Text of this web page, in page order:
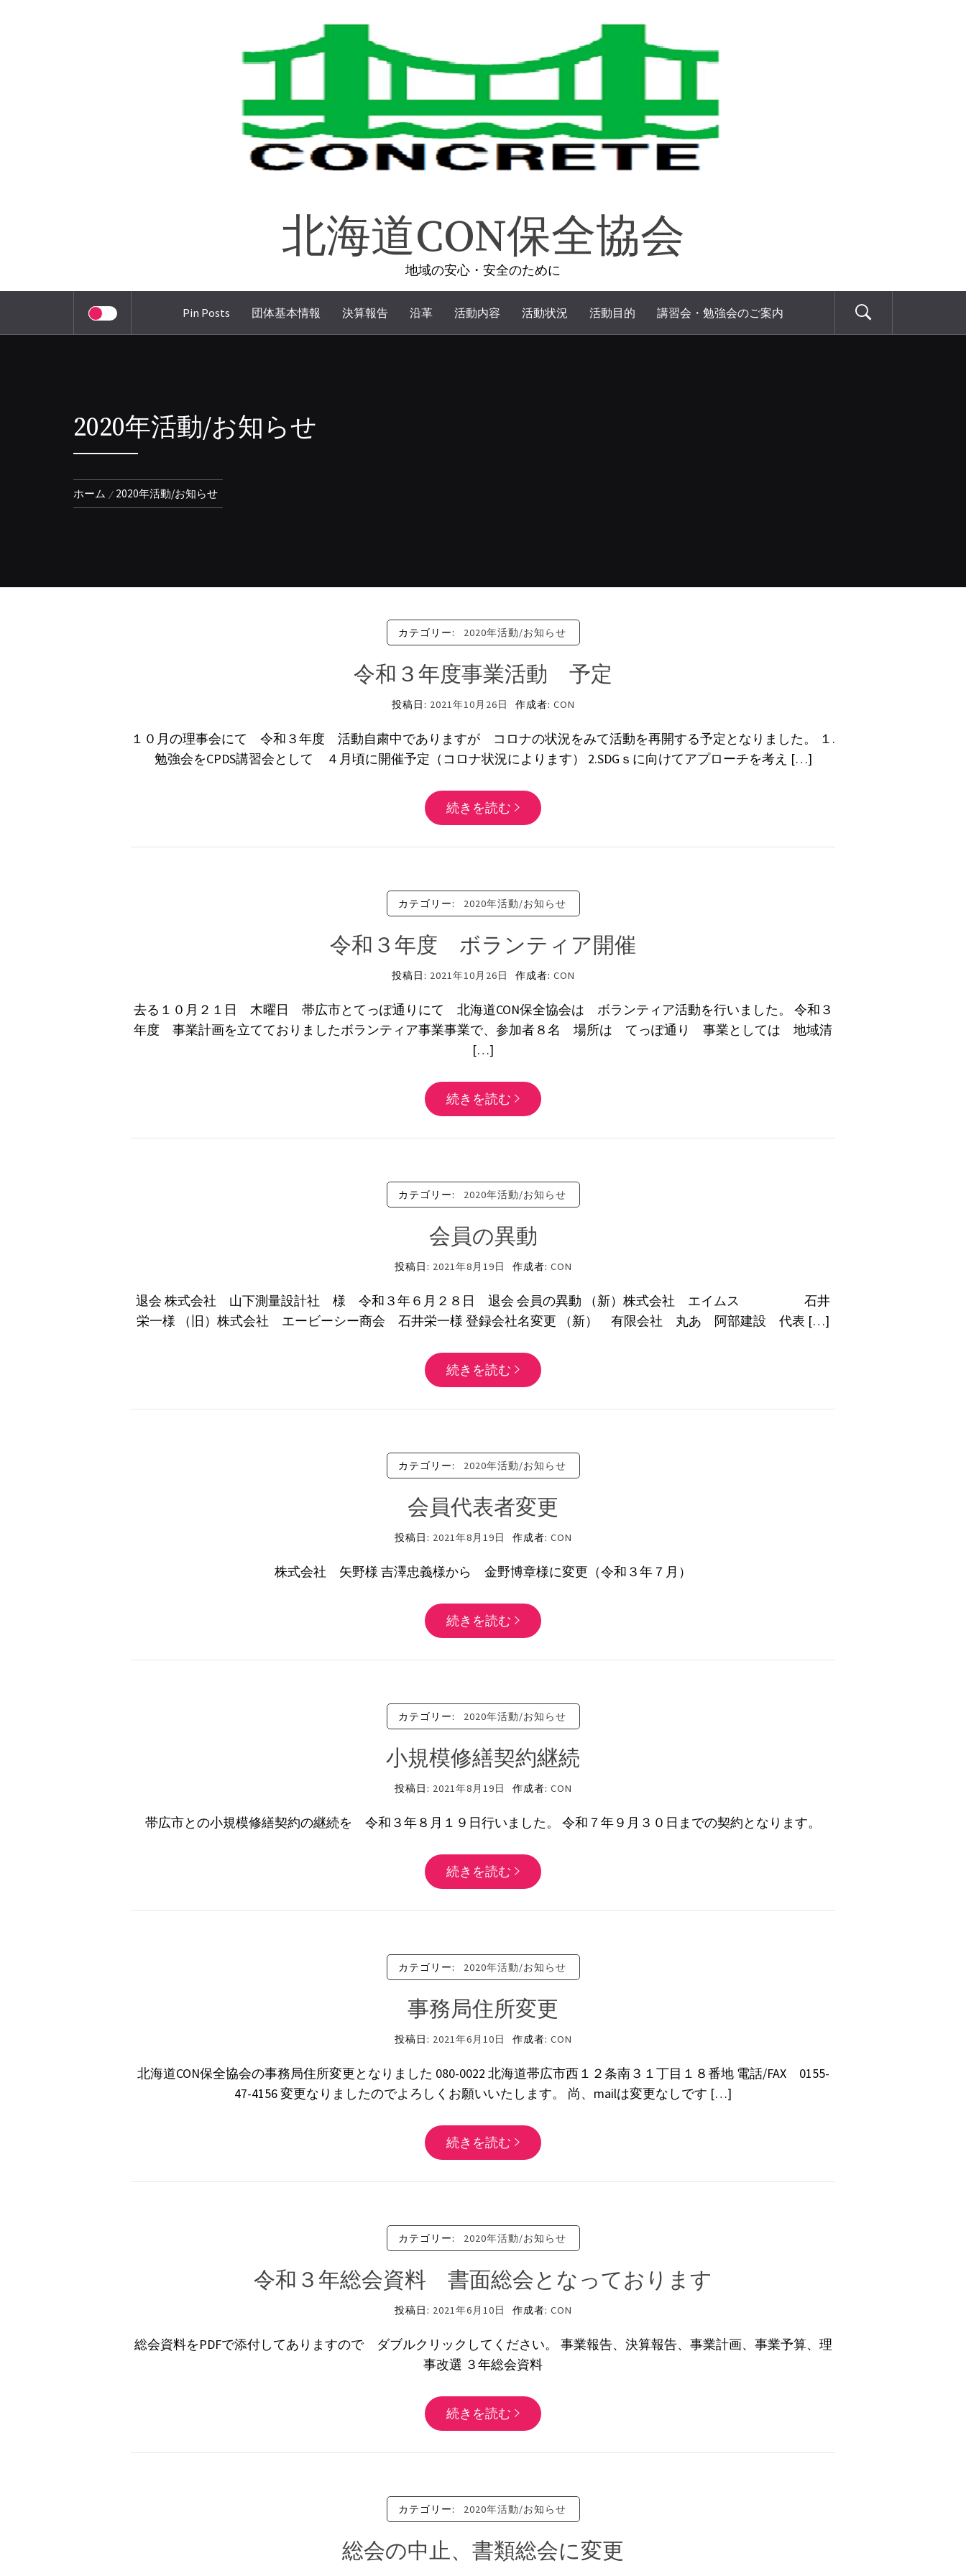
北海道CON保全協会
地域の安心・安全のために
Pin Posts 団体基本情報 決算報告 沿革 活動内容 活動状況 活動目的 講習会・勉強会のご案内
2020年活動/お知らせ
ホーム 2020年活動/お知らせ
カテゴリー: 2020年活動/お知らせ
令和３年度事業活動 予定
投稿日: 2021年10月26日 作成者: CON
１０月の理事会にて 令和３年度 活動自粛中でありますが コロナの状況をみて活動を再開する予定となりました。 １.
勉強会をCPDS講習会として ４月頃に開催予定（コロナ状況によります） 2.SDGｓに向けてアプローチを考え […]
続きを読む
カテゴリー: 2020年活動/お知らせ
令和３年度 ボランティア開催
投稿日: 2021年10月26日 作成者: CON
去る１０月２１日 木曜日 帯広市とてっぽ通りにて 北海道CON保全協会は ボランティア活動を行いました。 令和３
年度 事業計画を立てておりましたボランティア事業事業で、参加者８名 場所は てっぽ通り 事業としては 地域清
[…]
続きを読む
カテゴリー: 2020年活動/お知らせ
会員の異動
投稿日: 2021年8月19日 作成者: CON
退会 株式会社 山下測量設計社 様 令和３年６月２８日 退会 会員の異動 （新）株式会社 エイムス 石井
栄一様 （旧）株式会社 エービーシー商会 石井栄一様 登録会社名変更 （新） 有限会社 丸あ 阿部建設 代表 […]
続きを読む
カテゴリー: 2020年活動/お知らせ
会員代表者変更
投稿日: 2021年8月19日 作成者: CON
株式会社 矢野様 吉澤忠義様から 金野博章様に変更（令和３年７月）
続きを読む
カテゴリー: 2020年活動/お知らせ
小規模修繕契約継続
投稿日: 2021年8月19日 作成者: CON
帯広市との小規模修繕契約の継続を 令和３年８月１９日行いました。 令和７年９月３０日までの契約となります。
続きを読む
カテゴリー: 2020年活動/お知らせ
事務局住所変更
投稿日: 2021年6月10日 作成者: CON
北海道CON保全協会の事務局住所変更となりました 080-0022 北海道帯広市西１２条南３１丁目１８番地 電話/FAX 0155-
47-4156 変更なりましたのでよろしくお願いいたします。 尚、mailは変更なしです […]
続きを読む
カテゴリー: 2020年活動/お知らせ
令和３年総会資料 書面総会となっております
投稿日: 2021年6月10日 作成者: CON
総会資料をPDFで添付してありますので ダブルクリックしてください。 事業報告、決算報告、事業計画、事業予算、理
事改選 ３年総会資料
続きを読む
カテゴリー: 2020年活動/お知らせ
総会の中止、書類総会に変更